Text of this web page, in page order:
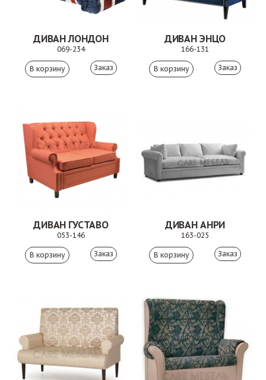
ДИВАН ЛОНДОН
069-234
Заказ
ДИВАН ЭНЦО
166-131
Заказ
ДИВАН ГУСТАВО
053-146
Заказ
ДИВАН АНРИ
163-025
Заказ